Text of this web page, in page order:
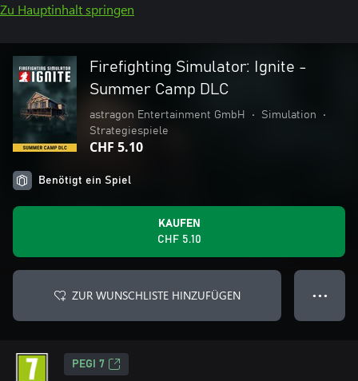
Zu Hauptinhalt springen
Firefighting Simulator: Ignite -
Summer Camp DLC
astragon Entertainment GmbH • Simulation
•
Strategiespiele
CHF 5.10
Benötigt ein Spiel
KAUFEN
CHF 5.10
ZUR WUNSCHLISTE HINZUFÜGEN ● ● ●
PEGI 7